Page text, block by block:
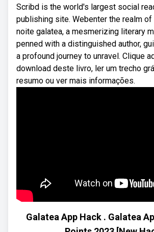
Scribd is the world's largest social
publishing site. Webenter the realm of
noite galatea, a mesmerizing literary
penned with a distinguished author,
a profound journey to unravel. Clique
download deste livro, ler um trecho
resumo ou ver mais informações.
Galatea App Hack . Galatea